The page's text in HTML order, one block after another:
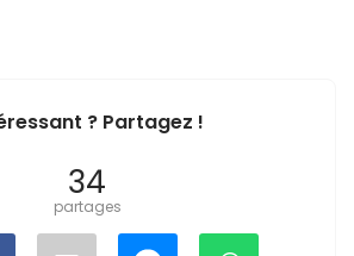
? Partagez !
34
partages